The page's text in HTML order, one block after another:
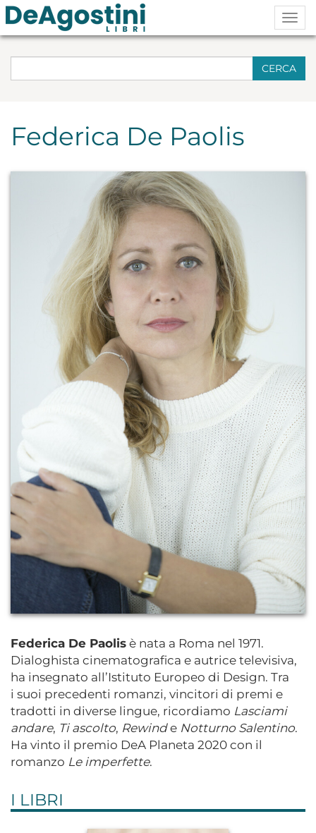
CERCA
Federica De Paolis
Federica De Paolis è nata a Roma nel 1971.
Dialoghista cinematografica e autrice televisiva,
ha insegnato all’Istituto Europeo di Design. Tra
i suoi precedenti romanzi, vincitori di premi e
tradotti in diverse lingue, ricordiamo Lasciami
andare, Ti ascolto, Rewinde Notturno Salentino.
Ha vinto il premio DeA Planeta 2020 con il
romanzo Le imperfette.
I LIBRI